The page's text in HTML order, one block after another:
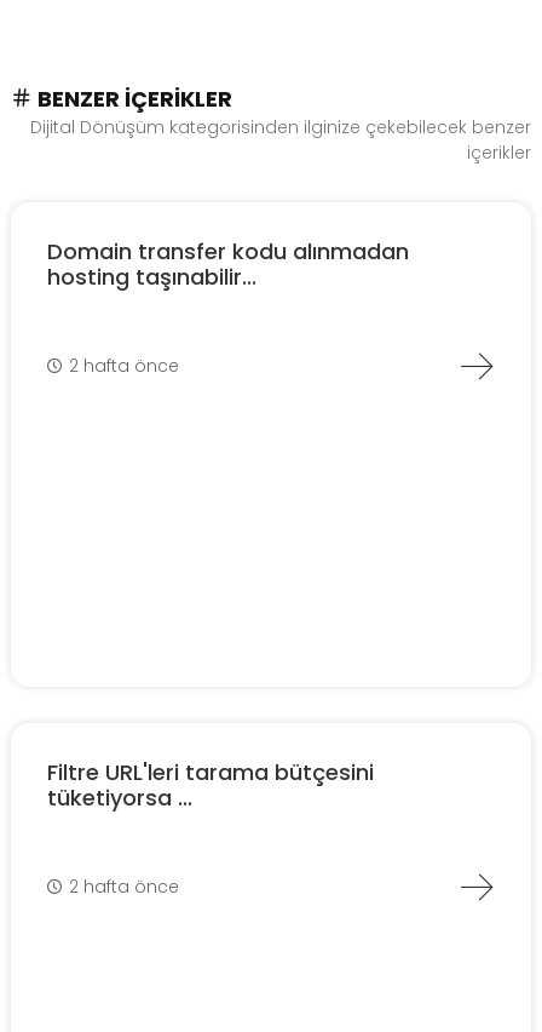
BENZER İÇERIKLER
Dijital Dönüşüm kategorisinden ilginize çekebilecek benzer
içerikler
Domain transfer kodu alınmadan
hosting taşınabilir...
2 hafta önce
Filtre URL'leri tarama bütçesini
tüketiyorsa ...
2 hafta önce